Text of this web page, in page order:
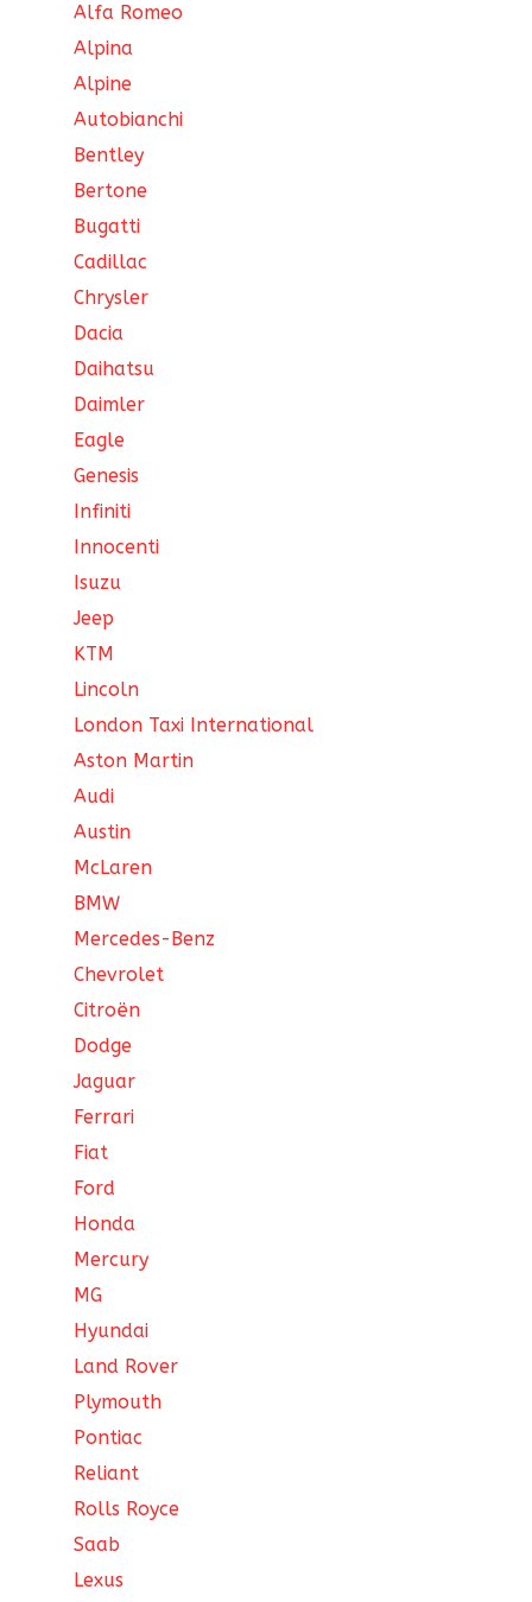
Alfa Romeo
Alpina
Alpine
Autobianchi
Bentley
Bertone
Bugatti
Cadillac
Chrysler
Dacia
Daihatsu
Daimler
Eagle
Genesis
Infiniti
Innocenti
Isuzu
Jeep
KTM
Lincoln
London Taxi International
Aston Martin
Audi
Austin
McLaren
BMW
Mercedes-Benz
Chevrolet
Citroën
Dodge
Jaguar
Ferrari
Fiat
Ford
Honda
Mercury
MG
Hyundai
Land Rover
Plymouth
Pontiac
Reliant
Rolls Royce
Saab
Lexus